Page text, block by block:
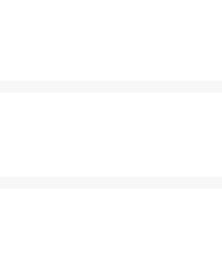
Spitzen.
Chloride, Cocamide